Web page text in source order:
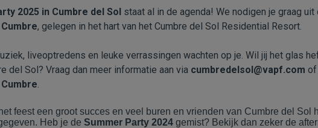
2025 in Cumbre del Sol staat al in de agenda! We nodigen je graag uit
, gelegen in het hart van het Cumbre del Sol Residential Resort.
liveoptredens en leuke verrassingen wachten op je. Wil jij het glas
del Sol? Vraag dan meer informatie aan via cumbredelsol@vapf.com of
.
feest een groot succes en veel buren en vrienden van Cumbre del Sol
Heb je de Summer Party 2024 gemist? Bekijk dan zeker de